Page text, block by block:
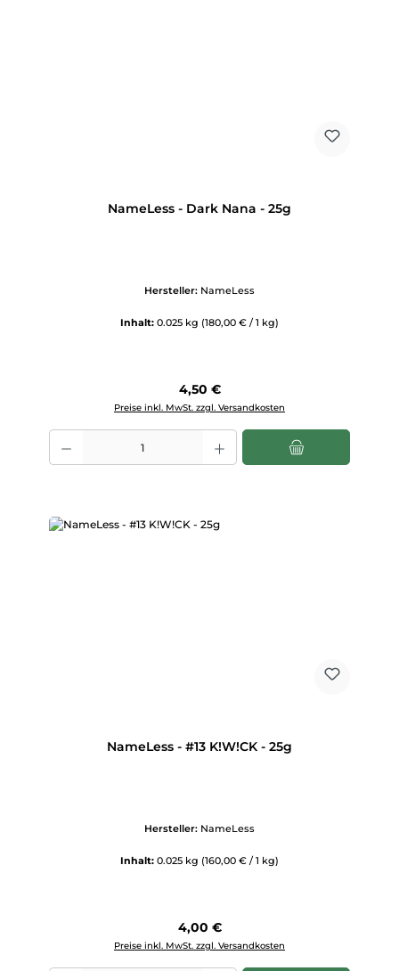
NameLess - Dark Nana - 25g
Hersteller: NameLess
Inhalt: 0.025 kg (180,00 € / 1 kg)
Regulärer Preis:
4,50 €
Preise inkl. MwSt. zzgl. Versandkosten
Produkt Anzahl: Gib den gewünschten Wert ein oder benutze die
NameLess - #13 K!W!CK - 25g
Hersteller: NameLess
Inhalt: 0.025 kg (160,00 € / 1 kg)
Regulärer Preis:
4,00 €
Preise inkl. MwSt. zzgl. Versandkosten